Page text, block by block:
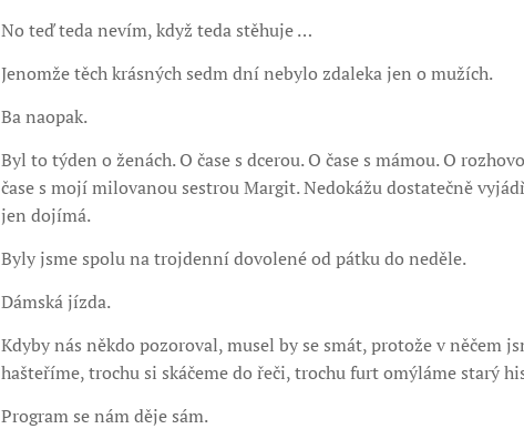
No teď teda nevím, když teda stěhuje …
Jenomže těch krásných sedm dní nebylo zdaleka jen o mužích.
Ba naopak.
Byl to týden o ženách. O čase s dcerou. O čase s mámou. O
čase s mojí milovanou sestrou Margit. Nedokážu dostatečně
jen dojímá.
Byly jsme spolu na trojdenní dovolené od pátku do neděle.
Dámská jízda.
Kdyby nás někdo pozoroval, musel by se smát, protože v něčem
hašteříme, trochu si skáčeme do řeči, trochu furt omýláme starý
Program se nám děje sám.